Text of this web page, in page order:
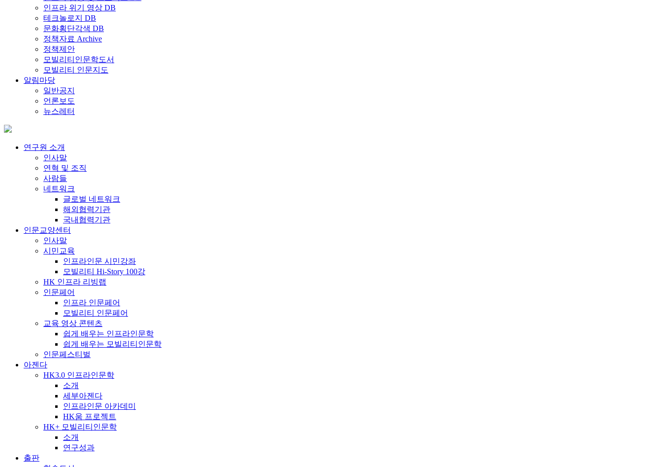
인프라 위기 영상 DB
테크놀로지 DB
문화횡단각색 DB
정책자료 Archive
정책제안
모빌리티인문학도서
모빌리티 인문지도
알림마당
일반공지
언론보도
뉴스레터
연구원 소개
인사말
연혁 및 조직
사람들
네트워크
글로벌 네트워크
해외협력기관
국내협력기관
인문교양센터
인사말
시민교육
인프라인문 시민강좌
모빌리티 Hi-Story 100강
HK 인프라 리빙랩
인문페어
인프라 인문페어
모빌리티 인문페어
교육 영상 콘텐츠
쉽게 배우는 인프라인문학
쉽게 배우는 모빌리티인문학
인문페스티벌
아젠다
HK3.0 인프라인문학
소개
세부아젠다
인프라인문 아카데미
HK움 프로젝트
HK+ 모빌리티인문학
소개
연구성과
출판